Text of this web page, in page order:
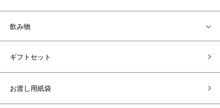
飲み物
ギフトセット
お渡し用紙袋